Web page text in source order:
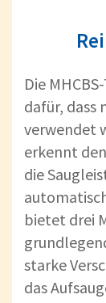
Die
dafür, dass
verwendet
erkennt
die
bietet drei
starke
das